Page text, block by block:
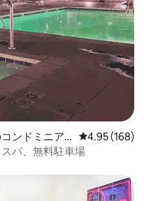
ンドミニア
レビュー168
4.95 (168)
パ、無料駐車場